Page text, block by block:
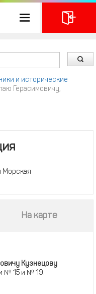
и исторические
Герасимовичу,
Морская
На карте
Кузнецову
№ 15 и № 19.